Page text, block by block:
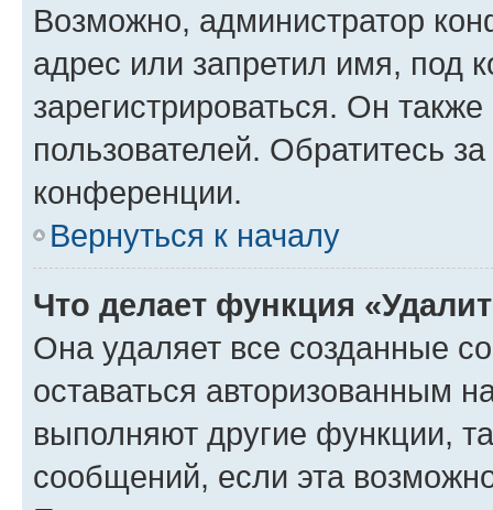
Возможно, администратор
адрес или запретил имя, под
зарегистрироваться. Он
пользователей. Обратитесь
конференции.
Вернуться к началу
Что делает функция
Она удаляет все созданные
оставаться авторизованным
выполняют другие функции,
сообщений, если эта